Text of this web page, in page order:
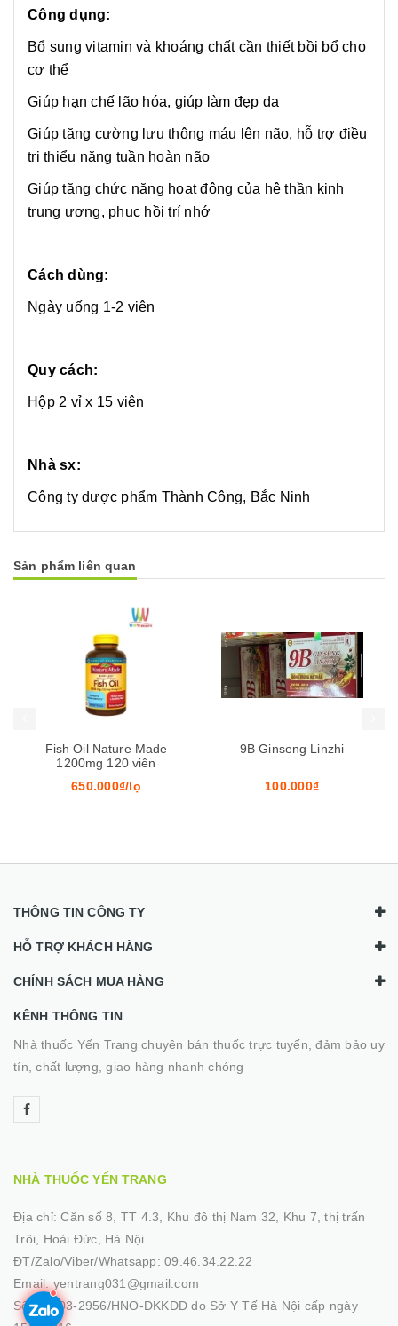
Công dụng:
Bổ sung vitamin và khoáng chất cần thiết bồi bổ cho
cơ thể
Giúp hạn chế lão hóa, giúp làm đẹp da
Giúp tăng cường lưu thông máu lên não, hỗ trợ điều
trị thiểu năng tuần hoàn não
Giúp tăng chức năng hoạt động của hệ thần kinh
trung ương, phục hồi trí nhớ
Cách dùng:
Ngày uống 1-2 viên
Quy cách:
Hộp 2 vỉ x 15 viên
Nhà sx:
Công ty dược phẩm Thành Công, Bắc Ninh
Sản phẩm liên quan
9B Ginseng Linzhi
100.000₫
Viên Uống 9B Ginseng
100.000₫/hộp
Mua hàng
THÔNG TIN CÔNG TY
HỖ TRỢ KHÁCH HÀNG
CHÍNH SÁCH MUA HÀNG
KÊNH THÔNG TIN
Nhà thuốc Yến Trang chuyên bán thuốc trực tuyến, đảm bảo uy
tín, chất lượng, giao hàng nhanh chóng
NHÀ THUỐC YẾN TRANG
Địa chỉ:Căn số 8, TT 4.3, Khu đô thị Nam 32, Khu 7, thị trấn
Trôi, Hoài Đức, Hà Nội
ĐT/Zalo/Viber/Whatsapp: 09.46.34.22.22
Email:yentrang031@gmail.com
Số GP:03-2956/HNO-DKKDD do Sở Y Tế Hà Nội cấp ngày